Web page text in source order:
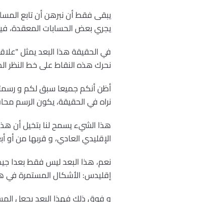
يبقى فقط أن نبرهن أن تابع
يجري بعض الحسابات المعقدة،
في الحقيقة هذا البعد يمثل
نحرك هذه النقاط على خط النظر
أظن أنكم جميعا سبق لكم و رسمتم
نراه في الحقيقة، يكون الرسم
هذا الشيء يسمح لنا بتخيل أن
الإقليدي العادي، و قربها من أو
نعم، هذا البعد ليس فقط بعدا
إقليدس: الأشكال المستمرة
و فوق ذلك فهذا البعد يجعل